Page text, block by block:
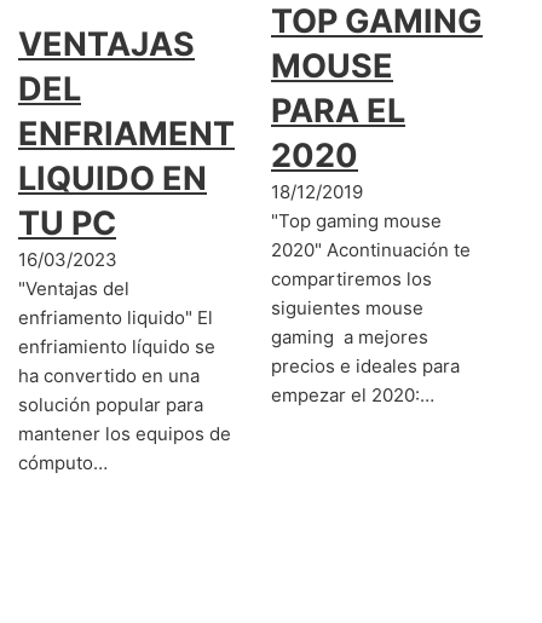
VENTAJAS
DEL
ENFRIAMENTO
LIQUIDO EN
TU PC
16/03/2023
"Ventajas del
enfriamento liquido" El
enfriamiento líquido se
ha convertido en una
solución popular para
mantener los equipos de
cómputo…
TOP GAMING
MOUSE
PARA EL
2020
18/12/2019
"Top gaming mouse
2020" Acontinuación te
compartiremos los
siguientes mouse
gaming a mejores
precios e ideales para
empezar el 2020:…